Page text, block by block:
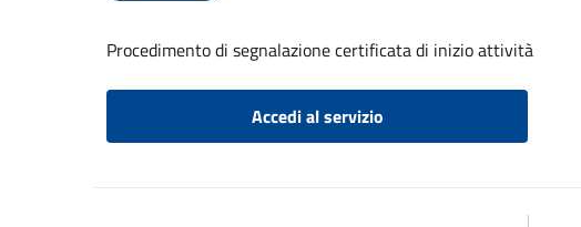
Procedimento di segnalazione certificata di inizio attività
Accedi al servizio